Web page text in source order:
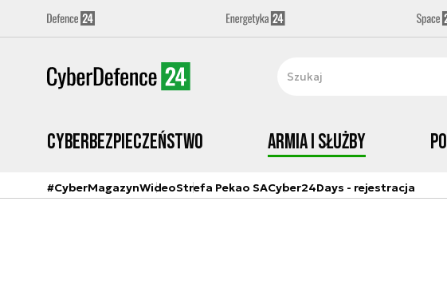
Cyberbezpieczeństwo Armia i Służby
#CyberMagazynWideoStrefa Pekao SACyber24Days - rejestracja